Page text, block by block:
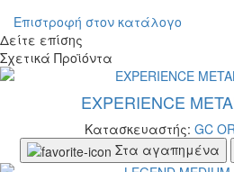
Επιστροφή στον κατάλογο
Δείτε επίσης
Σχετικά Προϊόντα
EXPERIENCE
Κατασκευαστής: GC
Στα αγαπημένα